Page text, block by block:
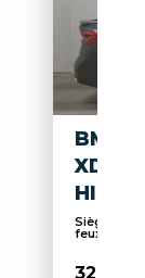
BMW
XDR
HIFI
Sièges
feux...
32 180€